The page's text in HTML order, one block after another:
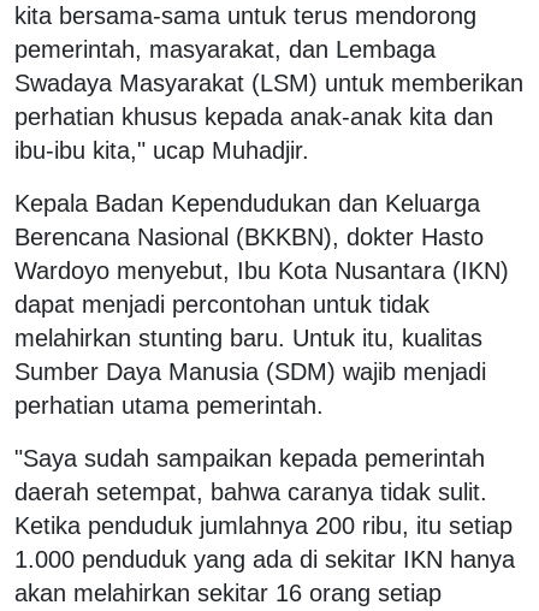
kita bersama-sama untuk terus mendorong
pemerintah, masyarakat, dan Lembaga
Swadaya Masyarakat (LSM) untuk memberikan
perhatian khusus kepada anak-anak kita dan
ibu-ibu kita," ucap Muhadjir.
Kepala Badan Kependudukan dan Keluarga
Berencana Nasional (BKKBN), dokter Hasto
Wardoyo menyebut, Ibu Kota Nusantara (IKN)
dapat menjadi percontohan untuk tidak
melahirkan stunting baru. Untuk itu, kualitas
Sumber Daya Manusia (SDM) wajib menjadi
perhatian utama pemerintah.
"Saya sudah sampaikan kepada pemerintah
daerah setempat, bahwa caranya tidak sulit.
Ketika penduduk jumlahnya 200 ribu, itu setiap
1.000 penduduk yang ada di sekitar IKN hanya
akan melahirkan sekitar 16 orang setiap